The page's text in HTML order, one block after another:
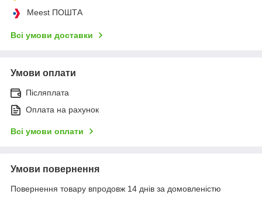
Meest ПОШТА
Всі умови доставки
Умови оплати
Післяплата
Оплата на рахунок
Всі умови оплати
Умови повернення
Повернення товару впродовж 14 днів за домовленістю